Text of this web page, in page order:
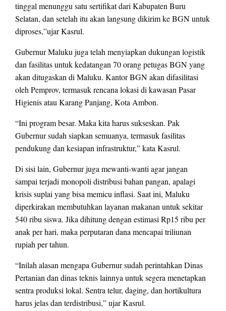
tinggal menunggu satu sertifikat dari Kabupaten Buru
Selatan, dan setelah itu akan langsung dikirim ke BGN untuk
diproses,”ujar Kasrul.
Gubernur Maluku juga telah menyiapkan dukungan logistik
dan fasilitas untuk kedatangan 70 orang petugas BGN yang
akan ditugaskan di Maluku. Kantor BGN akan difasilitasi
oleh Pemprov, termasuk rencana lokasi di kawasan Pasar
Higienis atau Karang Panjang, Kota Ambon.
“Ini program besar. Maka kita harus sukseskan. Pak
Gubernur sudah siapkan semuanya, termasuk fasilitas
pendukung dan kesiapan infrastruktur,” kata Kasrul.
Di sisi lain, Gubernur juga mewanti-wanti agar jangan
sampai terjadi monopoli distribusi bahan pangan, apalagi
krisis suplai yang bisa memicu inflasi. Saat ini, Maluku
diperkirakan membutuhkan layanan makanan untuk sekitar
540 ribu siswa. Jika dihitung dengan estimasi Rp15 ribu per
anak per hari, maka perputaran dana mencapai triliunan
rupiah per tahun.
“Inilah alasan mengapa Gubernur sudah perintahkan Dinas
Pertanian dan dinas teknis lainnya untuk segera menetapkan
sentra produksi lokal. Sentra telur, daging, dan hortikultura
harus jelas dan terdistribusi,” ujar Kasrul.